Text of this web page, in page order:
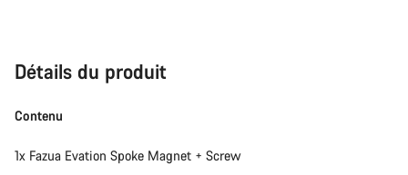
Détails du produit
Contenu
1x Fazua Evation Spoke Magnet + Screw